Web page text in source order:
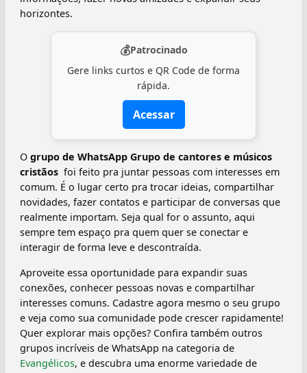
horizontes.
💰Patrocinado
Gere links curtos e QR Code de forma
rápida.
Acessar
O grupo de WhatsApp Grupo de cantores e músicos
cristãos ️ foi feito pra juntar pessoas com interesses em
comum. É o lugar certo pra trocar ideias, compartilhar
novidades, fazer contatos e participar de conversas que
realmente importam. Seja qual for o assunto, aqui
sempre tem espaço pra quem quer se conectar e
interagir de forma leve e descontraída.
Aproveite essa oportunidade para expandir suas
conexões, conhecer pessoas novas e compartilhar
interesses comuns. Cadastre agora mesmo o seu grupo
e veja como sua comunidade pode crescer rapidamente!
Quer explorar mais opções? Confira também outros
grupos incríveis de WhatsApp na categoria de
Evangélicos, e descubra uma enorme variedade de